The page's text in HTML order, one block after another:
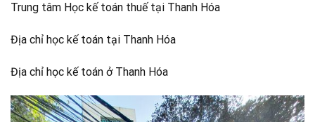
Trung tâm Học kế toán thuế tại Thanh Hóa
Địa chỉ học kế toán tại Thanh Hóa
Địa chỉ học kế toán ở Thanh Hóa